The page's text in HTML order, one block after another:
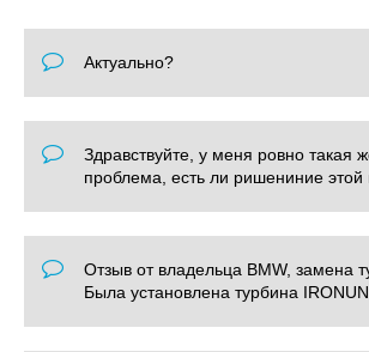
Актуально?
Здравствуйте, у меня ровно такая
проблема, есть ли ришениние этой
Отзыв от владельца BMW, замена
Была установлена турбина